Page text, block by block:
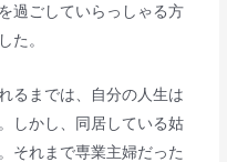
過ごしていらっしゃる方
た。
るまでは、自分の人生は
しかし、同居している姑
それまで専業主婦だった